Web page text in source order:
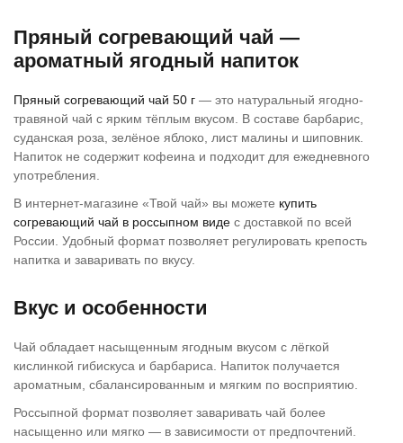
Пряный согревающий чай —
ароматный ягодный напиток
Пряный согревающий чай 50 г — это натуральный ягодно-
травяной чай с ярким тёплым вкусом. В составе барбарис,
суданская роза, зелёное яблоко, лист малины и шиповник.
Напиток не содержит кофеина и подходит для ежедневного
употребления.
В интернет-магазине «Твой чай» вы можете купить
согревающий чай в россыпном виде с доставкой по всей
России. Удобный формат позволяет регулировать крепость
напитка и заваривать по вкусу.
Вкус и особенности
Чай обладает насыщенным ягодным вкусом с лёгкой
кислинкой гибискуса и барбариса. Напиток получается
ароматным, сбалансированным и мягким по восприятию.
Россыпной формат позволяет заваривать чай более
насыщенно или мягко — в зависимости от предпочтений.